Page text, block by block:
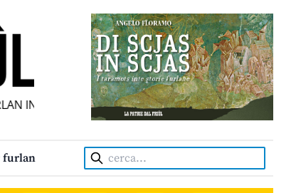
INDIPENDENT • INDEPENDENT FRIULIAN MONTHLY
furlan Cerca: